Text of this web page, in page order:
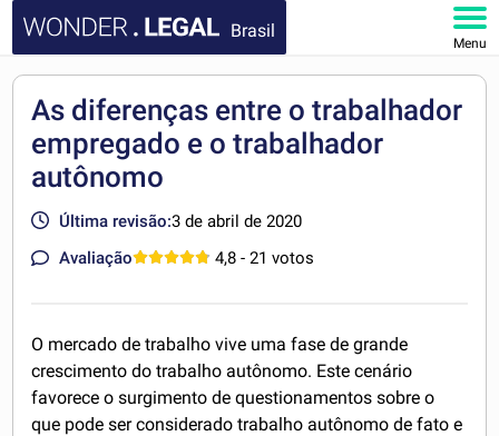
Brasil
Menu
DOCUMENTOS
MINHA CONTA
As diferenças entre o trabalhador
empregado e o trabalhador
autônomo
Última revisão:3 de abril de 2020
Avaliação
4,8 - 21 votos
O mercado de trabalho vive uma fase de grande
crescimento do trabalho autônomo. Este cenário
favorece o surgimento de questionamentos sobre o
que pode ser considerado trabalho autônomo de fato e